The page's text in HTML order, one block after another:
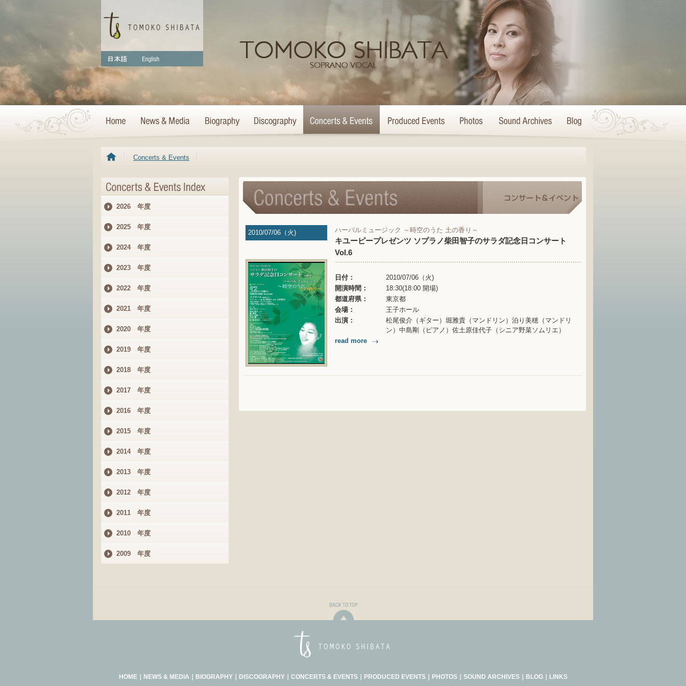
Concerts & Events
2026 年度
2025 年度
2024 年度
2023 年度
2022 年度
2021 年度
2020 年度
2019 年度
2018 年度
2017 年度
2016 年度
2015 年度
2014 年度
2013 年度
2012 年度
2011 年度
2010 年度
2009 年度
2010/07/06（火) ハーバルミュージック ～時空のうた 土の香り～
キユーピープレゼンツ ソプラノ柴田智子のサラダ記念日コンサート
Vol.6
日付：
2010/07/06（火)
開演時間：
18:30(18:00 開場)
都道府県：
東京都
会場：
王子ホール
出演：
松尾俊介（ギター）堀雅貴（マンドリン）泊り美穂（マンドリ
ン）中島剛（ピアノ）佐土原佳代子（シニア野菜ソムリエ）
read more
HOME｜ NEWS & MEDIA BIOGRAPHY｜ DISCOGRAPHY｜ CONCERTS & EVENTS｜ PRODUCED EVENTS｜ PHOTOS｜ SOUND ARCHIVES｜ BLOG｜ LINKS